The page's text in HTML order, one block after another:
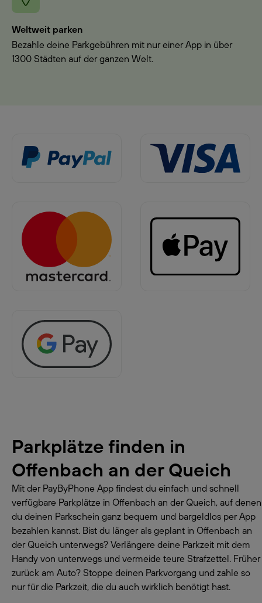
Weltweit parken
Bezahle deine Parkgebühren mit nur einer App in über
1300 Städten auf der ganzen Welt.
Parkplätze finden in
Offenbach an der Queich
Mit der PayByPhone App findest du einfach und schnell
verfügbare Parkplätze in Offenbach an der Queich, auf denen
du deinen Parkschein ganz bequem und bargeldlos per App
bezahlen kannst. Bist du länger als geplant in Offenbach an
der Queich unterwegs? Verlängere deine Parkzeit mit dem
Handy von unterwegs und vermeide teure Strafzettel. Früher
zurück am Auto? Stoppe deinen Parkvorgang und zahle so
nur für die Parkzeit, die du auch wirklich benötigt hast.